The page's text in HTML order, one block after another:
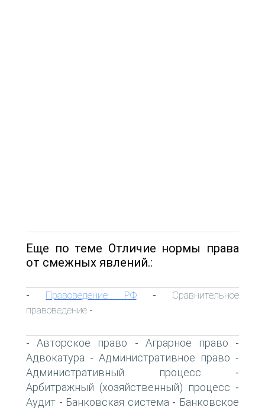
Еще по теме Отличие нормы права
от смежных явлений.:
- Правоведение РФ- Сравнительное
правоведение -
-Авторское право - Аграрное право -
Адвокатура - Административное право -
Административный процесс -
Арбитражный (хозяйственный) процесс -
Аудит - Банковская система - Банковское